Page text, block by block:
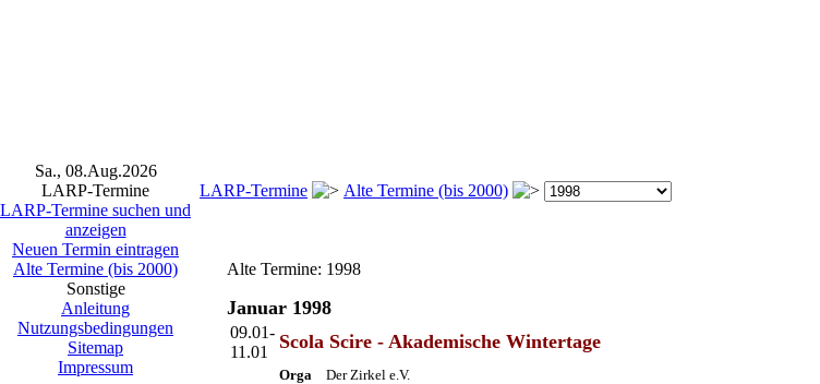
Sa., 08.Aug.2026
LARP-Termine
LARP-Termine suchen und
anzeigen
Neuen Termin eintragen
Alte Termine (bis 2000)
Sonstige
Anleitung
Nutzungsbedingungen
Sitemap
Impressum
LARP-Termine Alte Termine (bis 2000)
Alte Termine: 1998
Januar 1998
09.01-
11.01
Scola Scire - Akademische Wintertage
Orga
Der Zirkel e.V.